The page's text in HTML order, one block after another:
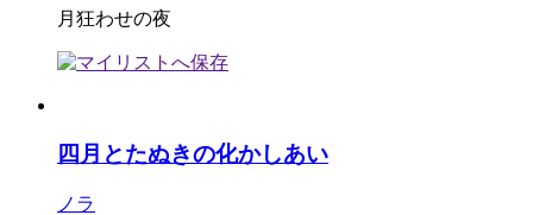
月狂わせの夜
四月とたぬきの化かしあい
ノラ